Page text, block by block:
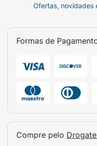
fórmula que não
Dimethiconol, Talc,
Alkyldimethylsiloxy
Hectorite,
Sinensis Leaf
15880, Alumina, CI
Ofertas, novidades
Formas de
Compre pelo